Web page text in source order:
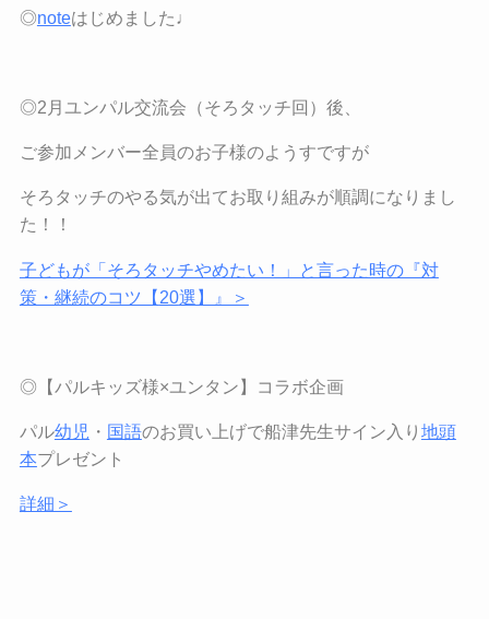
◎noteはじめました♩
◎2月ユンパル交流会（そろタッチ回）後、
ご参加メンバー全員のお子様のようすですが
そろタッチのやる気が出てお取り組みが順調になりまし
た！！
子どもが「そろタッチやめたい！」と言った時の『対
策・継続のコツ【20選】』＞
◎【パルキッズ様×ユンタン】コラボ企画
パル幼児 ・ 国語のお買い上げで船津先生サイン入り 地頭
本プレゼント
詳細＞